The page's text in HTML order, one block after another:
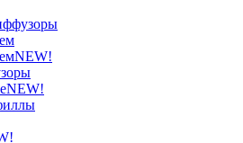
NEW!
NEW!